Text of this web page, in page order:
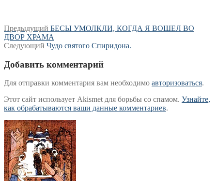
Навигация
по
Предыдущий Предыдущая
запись:
БЕСЫ УМОЛКЛИ, КОГДА Я ВОШЕЛ ВО
ДВОР ХРАМА
Следующий Следующая
Чудо святого Спиридона.
Добавить комментарий
Для отправки комментария вам необходимо авторизоваться.
Этот сайт использует Akismet для борьбы со спамом. Узнайте,
как обрабатываются ваши данные комментариев.